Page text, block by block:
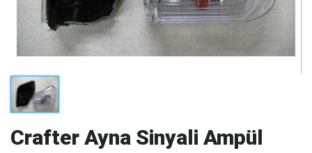
Crafter Ayna Sinyali Ampül